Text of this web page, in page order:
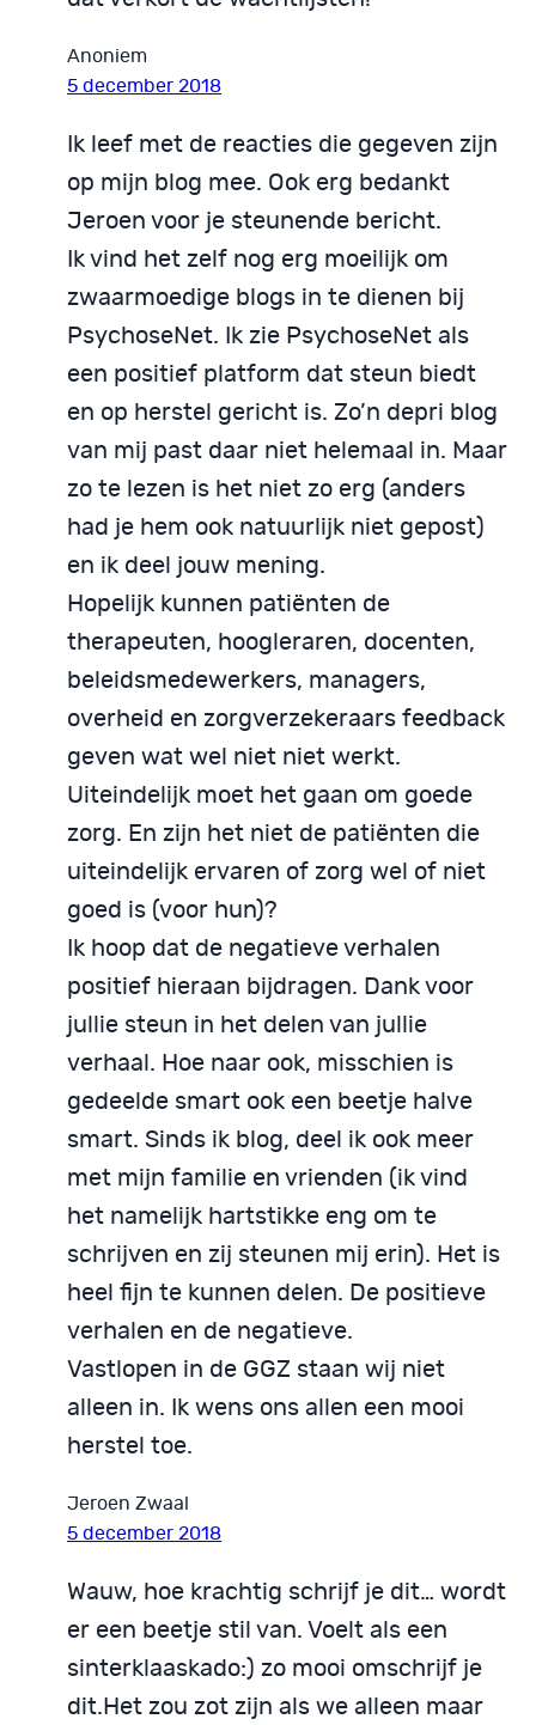
Anoniem
5 december 2018
Ik leef met de reacties die gegeven zijn
op mijn blog mee. Ook erg bedankt
Jeroen voor je steunende bericht.
Ik vind het zelf nog erg moeilijk om
zwaarmoedige blogs in te dienen bij
PsychoseNet. Ik zie PsychoseNet als
een positief platform dat steun biedt
en op herstel gericht is. Zo’n depri blog
van mij past daar niet helemaal in. Maar
zo te lezen is het niet zo erg (anders
had je hem ook natuurlijk niet gepost)
en ik deel jouw mening.
Hopelijk kunnen patiënten de
therapeuten, hoogleraren, docenten,
beleidsmedewerkers, managers,
overheid en zorgverzekeraars feedback
geven wat wel niet niet werkt.
Uiteindelijk moet het gaan om goede
zorg. En zijn het niet de patiënten die
uiteindelijk ervaren of zorg wel of niet
goed is (voor hun)?
Ik hoop dat de negatieve verhalen
positief hieraan bijdragen. Dank voor
jullie steun in het delen van jullie
verhaal. Hoe naar ook, misschien is
gedeelde smart ook een beetje halve
smart. Sinds ik blog, deel ik ook meer
met mijn familie en vrienden (ik vind
het namelijk hartstikke eng om te
schrijven en zij steunen mij erin). Het is
heel fijn te kunnen delen. De positieve
verhalen en de negatieve.
Vastlopen in de GGZ staan wij niet
alleen in. Ik wens ons allen een mooi
herstel toe.
Jeroen Zwaal
5 december 2018
Wauw, hoe krachtig schrijf je dit… wordt
er een beetje stil van. Voelt als een
sinterklaaskado:) zo mooi omschrijf je
dit.Het zou zot zijn als we alleen maar